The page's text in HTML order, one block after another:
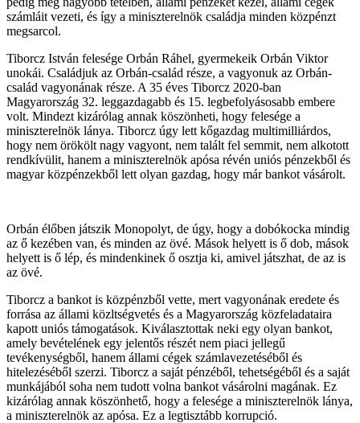
számláit vezeti, és így a miniszterelnök családja minden közpénzt
megsarcol.
Tiborcz István felesége Orbán Ráhel, gyermekeik Orbán Viktor
unokái. Családjuk az Orbán-család része, a vagyonuk az Orbán-
család vagyonának része. A 35 éves Tiborcz 2020-ban
Magyarország 32. leggazdagabb és 15. legbefolyásosabb embere
volt. Mindezt kizárólag annak köszönheti, hogy felesége a
miniszterelnök lánya. Tiborcz úgy lett kőgazdag multimilliárdos,
hogy nem örökölt nagy vagyont, nem talált fel semmit, nem alkotott
rendkívülit, hanem a miniszterelnök apósa révén uniós pénzekből és
magyar közpénzekből lett olyan gazdag, hogy már bankot vásárolt.
Orbán élőben játszik Monopolyt, de úgy, hogy a dobókocka mindig
az ő kezében van, és minden az övé. Mások helyett is ő dob, mások
helyett is ő lép, és mindenkinek ő osztja ki, amivel játszhat, de az is
az övé.
Tiborcz a bankot is közpénzből vette, mert vagyonának eredete és
forrása az állami közltségvetés és a Magyarország közfeladataira
kapott uniós támogatások. Kiválasztottak neki egy olyan bankot,
amely bevételének egy jelentős részét nem piaci jellegű
tevékenységből, hanem állami cégek számlavezetéséből és
hitelezéséből szerzi. Tiborcz a saját pénzéből, tehetségéből és a saját
munkájából soha nem tudott volna bankot vásárolni magának. Ez
kizárólag annak köszönhető, hogy a felesége a miniszterelnök lánya,
a miniszterelnök az apósa. Ez a legtisztább korrupció.